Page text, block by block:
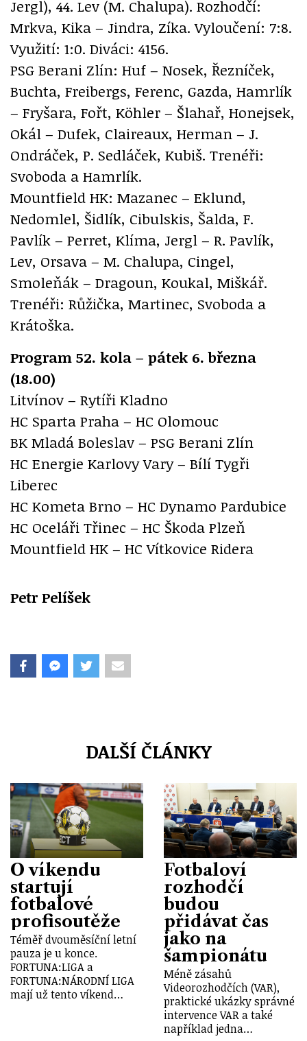
Jergl), 44. Lev (M. Chalupa). Rozhodčí:
Mrkva, Kika – Jindra, Zíka. Vyloučení: 7:8.
Využití: 1:0. Diváci: 4156.
PSG Berani Zlín: Huf – Nosek, Řezníček,
Buchta, Freibergs, Ferenc, Gazda, Hamrlík
– Fryšara, Fořt, Köhler – Šlahař, Honejsek,
Okál – Dufek, Claireaux, Herman – J.
Ondráček, P. Sedláček, Kubiš. Trenéři:
Svoboda a Hamrlík.
Mountfield HK: Mazanec – Eklund,
Nedomlel, Šidlík, Cibulskis, Šalda, F.
Pavlík – Perret, Klíma, Jergl – R. Pavlík,
Lev, Orsava – M. Chalupa, Cingel,
Smoleňák – Dragoun, Koukal, Miškář.
Trenéři: Růžička, Martinec, Svoboda a
Krátoška.
Program 52. kola – pátek 6. března
(18.00)
Litvínov – Rytíři Kladno
HC Sparta Praha – HC Olomouc
BK Mladá Boleslav – PSG Berani Zlín
HC Energie Karlovy Vary – Bílí Tygři
Liberec
HC Kometa Brno – HC Dynamo Pardubice
HC Oceláři Třinec – HC Škoda Plzeň
Mountfield HK – HC Vítkovice Ridera
Petr Pelíšek
DALŠÍ ČLÁNKY
O víkendu
startují
fotbalové
profisoutěže
Téměř dvouměsíční letní
pauza je u konce.
FORTUNA:LIGA a
FORTUNA:NÁRODNÍ LIGA
mají už tento víkend…
Fotbaloví
rozhodčí
budou
přidávat čas
jako na
šampionátu
Méně zásahů
Videorozhodčích (VAR),
praktické ukázky správné
intervence VAR a také
například jedna…